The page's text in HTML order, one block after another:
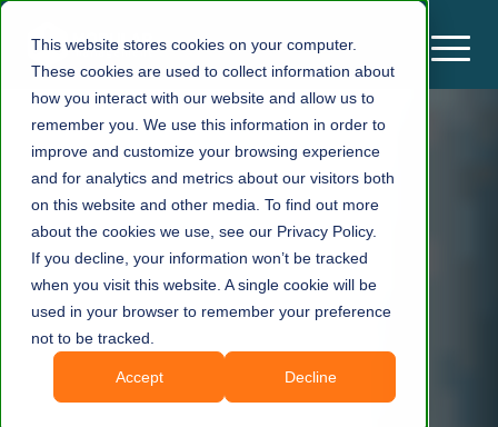
This website stores cookies on your computer.
These cookies are used to collect information about
how you interact with our website and allow us to
remember you. We use this information in order to
improve and customize your browsing experience
and for analytics and metrics about our visitors both
on this website and other media. To find out more
about the cookies we use, see our Privacy Policy.
If you decline, your information won’t be tracked
when you visit this website. A single cookie will be
used in your browser to remember your preference
not to be tracked.
Accept Decline